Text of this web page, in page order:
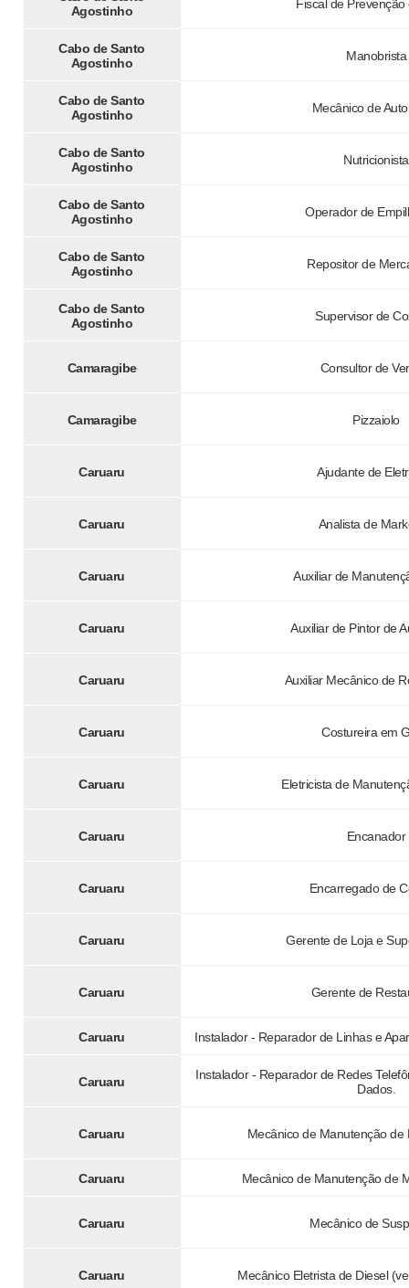
Agostinho
Fiscal de Prevenção
Cabo de Santo
Agostinho
Manobrista
Cabo de Santo
Agostinho
Mecânico de
Cabo de Santo
Agostinho
Nutricionista
Cabo de Santo
Agostinho
Operador de
Cabo de Santo
Agostinho
Repositor de
Cabo de Santo
Agostinho
Supervisor de
Camaragibe Consultor de
Camaragibe Pizzaiolo
Caruaru Ajudante de
Caruaru Analista de
Caruaru Auxiliar de
Caruaru Auxiliar de Pintor de
Caruaru Auxiliar Mecânico de
Caruaru Costureira em
Caruaru Eletricista de
Caruaru Encanador
Caruaru Encarregado de
Caruaru Gerente de Loja e
Caruaru Gerente de
Caruaru Instalador - Reparador de Linhas e
Caruaru
Instalador - Reparador de Redes
Dados.
Caruaru Mecânico de Manutenção de
Caruaru Mecânico de Manutenção de
Caruaru Mecânico de
Caruaru Mecânico Eletrista de Diesel